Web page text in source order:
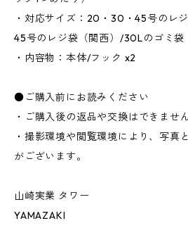
・対応サイズ：20・30・45号のレ
45号のレジ袋（関西）/30Lのゴミ袋
・内容物：本体/フック x2
●ご購入前にお読みください
・ご購入後の返品や交換はできません
・撮影環境や閲覧環境により、写真
がございます。
山崎実業 タワー
YAMAZAKI